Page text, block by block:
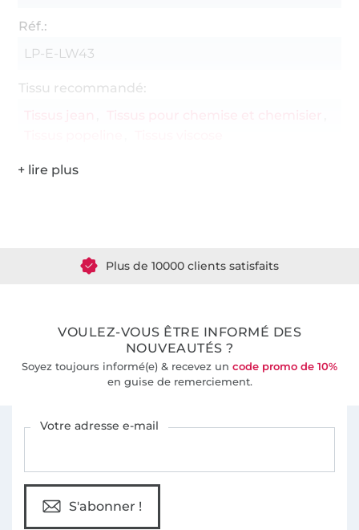
Réf.:
LP-E-LW43
Tissu recommandé:
VOULEZ-VOUS ÊTRE INFORMÉ DES
NOUVEAUTÉS ?
Soyez toujours informé(e) & recevez un code promo de 10%
en guise de remerciement.
Votre adresse e-mail
S'abonner !